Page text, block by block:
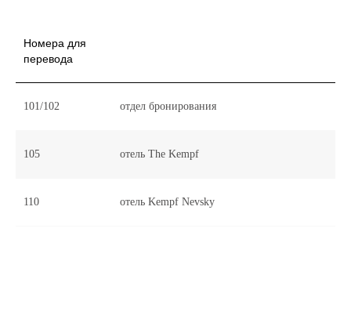
Номера для
перевода
101/102 отдел бронирования
105 отель The Kempf
110 отель Kempf Nevsky